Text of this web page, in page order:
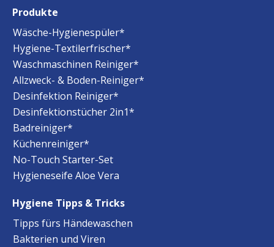
Produkte
Wäsche-Hygienespüler*
Hygiene-Textilerfrischer*
Waschmaschinen Reiniger*
Allzweck- & Boden-Reiniger*
Desinfektion Reiniger*
Desinfektionstücher 2in1*
Badreiniger*
Küchenreiniger*
No-Touch Starter-Set
Hygieneseife Aloe Vera
Hygiene Tipps & Tricks
Tipps fürs Händewaschen
Bakterien und Viren